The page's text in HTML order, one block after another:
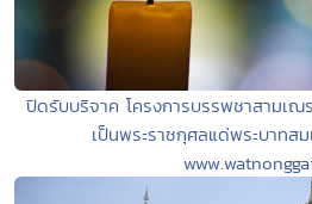
ปิดรับบริจาค โครงการบรรพชาสามเ
เป็นพระราชกุศลแด่พระบาทส